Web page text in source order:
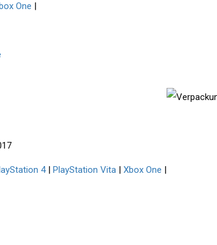
One |
4| PlayStation Vita | Xbox One |